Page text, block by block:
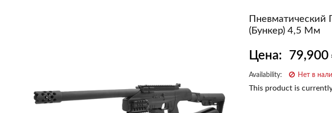
(бункер) 4,5 Мм
Цена: 79,900
Availability: Нет в
This product is